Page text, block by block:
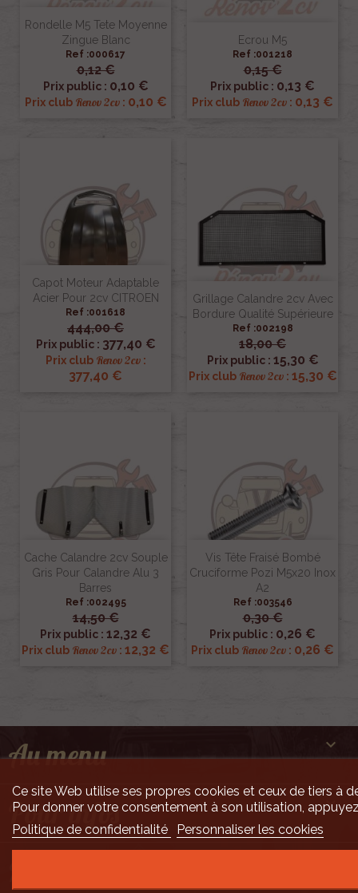
Rondelle M5 Tete Moyenne
Zingue Blanc
Ref :000617
0,12 €
Prix public : 0,10 €
Prix club Renov 2cv: 0,10 €
Ecrou M5
Ref :001218
0,15 €
Prix public : 0,13 €
Prix club Renov 2cv : 0,13 €
Capot Moteur Adaptable
Acier Pour 2cv CITROEN
Ref :001618
444,00 €
Prix public : 377,40 €
Prix club Renov 2cv:
377,40 €
Grillage Calandre 2cv Avec
Bordure Qualité Supérieure
Ref :002198
18,00 €
Prix public : 15,30 €
Prix club Renov 2cv: 15,30 €
Cache Calandre 2cv Souple
Gris Pour Calandre Alu 3
Barres
Ref :002495
14,50 €
Prix public : 12,32 €
Prix club Renov 2cv : 12,32 €
Vis Tête Fraisé Bombé
Cruciforme Pozi M5x20 Inox
A2
Ref :003546
0,30 €
Prix public : 0,26 €
Prix club Renov 2cv : 0,26 €
Au menu 
Pour infos 
Ce site Web utilise ses propres cookies et ceux de tiers à
Pour donner votre consentement à son utilisation,
Politique de confidentialité
Personnaliser les cookies